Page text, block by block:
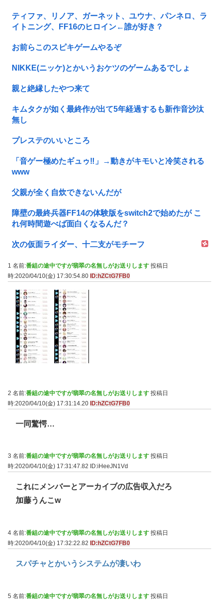
ティファ、リノア、ガーネット、ユウナ、パンネロ、ラ
イトニング、FF16のヒロイン←誰が好き？
お前らこのスピキゲームやるぞ
NIKKE(ニッケ)とかいうおケツのゲームあるでしょ
親と絶縁したやつ来て
キムタクが如く最終作が出て5年経過するも新作音沙汰
無し
プレステのいいところ
「音ゲー極めたギュゥ‼️」→動きがキモいと冷笑される
www
父親が全く自炊できないんだが
障壁の最終兵器FF14の体験版をswitch2で始めたが こ
れ何時間遊べば面白くなるんだ？
次の仮面ライダー、十二支がモチーフ
1 名前:番組の途中ですが翡翠の名無しがお送りします 投稿日
時:2020/04/10(金) 17:30:54.80 ID:hZCtG7FB0
2 名前:番組の途中ですが翡翠の名無しがお送りします 投稿日
時:2020/04/10(金) 17:31:14.20 ID:hZCtG7FB0
一同驚愕…
3 名前:番組の途中ですが翡翠の名無しがお送りします 投稿日
時:2020/04/10(金) 17:31:47.82
ID:iHeeJN1Vd
これにメンバーとアーカイブの広告収入だろ
加藤うんこw
4 名前:番組の途中ですが翡翠の名無しがお送りします 投稿日
時:2020/04/10(金) 17:32:22.82
ID:hZCtG7FB0
スパチャとかいうシステムが凄いわ
5 名前:番組の途中ですが翡翠の名無しがお送りします 投稿日